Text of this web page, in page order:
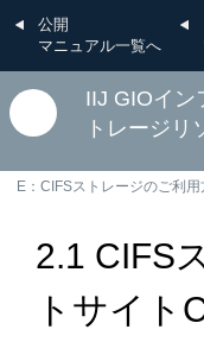
公開
マニュアル一覧へ
IIJ GIOイン
トレージ
E：CIFSストレージのご利用
2.1 CIFS
トサイト